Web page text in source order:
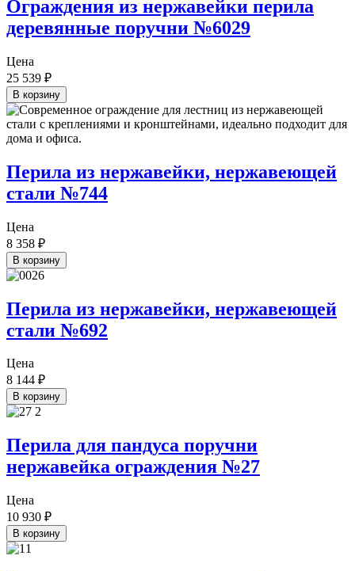
Ограждения из нержавейки перила
деревянные поручни №6029
Цена
25 539 ₽
В корзину
Перила из нержавейки, нержавеющей
стали №744
Цена
8 358 ₽
В корзину
Перила из нержавейки, нержавеющей
стали №692
Цена
8 144 ₽
В корзину
Перила для пандуса поручни
нержавейка ограждения №27
Цена
10 930 ₽
В корзину